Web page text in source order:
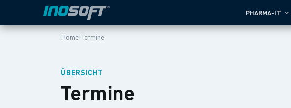
PHARMA-IT
Home›Termine
ÜBERSICHT
Termine